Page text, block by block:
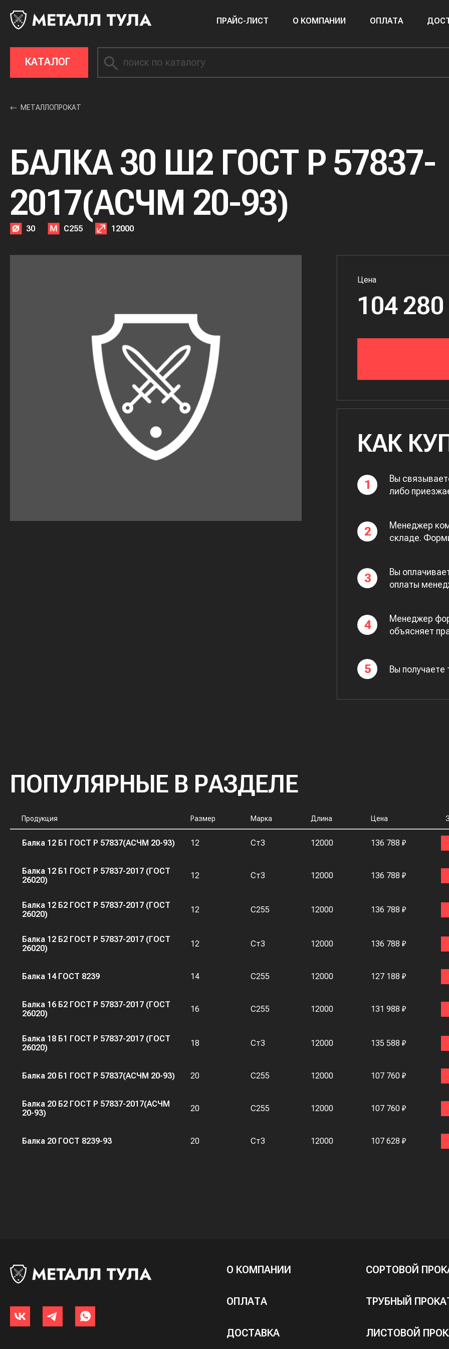
ПРАЙС-ЛИСТ О КОМПАНИИ ОПЛАТА
КАТАЛОГ
МЕТАЛЛОПРОКАТ
БАЛКА 30 Ш2 ГОСТ Р 57837-
2017(АСЧМ 20-93)
30 С255 12000
Цена
104
КАК
1
Вы
либо
2
Менеджер
складе.
3
Вы
оплаты
4
Менеджер
объясняет
5 Вы
ПОПУЛЯРНЫЕ В РАЗДЕЛЕ
Продукция Размер Марка Длина Цена
Балка 12 Б1 ГОСТ Р 57837(АСЧМ 20-93) 12 Ст3 12000 136 788 ₽
Балка 12 Б1 ГОСТ Р 57837-2017 (ГОСТ
26020)
12 Ст3 12000 136 788 ₽
Балка 12 Б2 ГОСТ Р 57837-2017 (ГОСТ
26020)
12 С255 12000 136 788 ₽
Балка 12 Б2 ГОСТ Р 57837-2017 (ГОСТ
26020)
12 Ст3 12000 136 788 ₽
Балка 14 ГОСТ 8239 14 С255 12000 127 188 ₽
Балка 16 Б2 ГОСТ Р 57837-2017 (ГОСТ
26020)
16 С255 12000 131 988 ₽
Балка 18 Б1 ГОСТ Р 57837-2017 (ГОСТ
26020)
18 Ст3 12000 135 588 ₽
Балка 20 Б1 ГОСТ Р 57837(АСЧМ 20-93) 20 С255 12000 107 760 ₽
Балка 20 Б2 ГОСТ Р 57837-2017(АСЧМ
20-93)
20 С255 12000 107 760 ₽
Балка 20 ГОСТ 8239-93 20 Ст3 12000 107 628 ₽
О КОМПАНИИ
ОПЛАТА
ДОСТАВКА
СОРТОВОЙ
ТРУБНЫЙ
ЛИСТОВОЙ